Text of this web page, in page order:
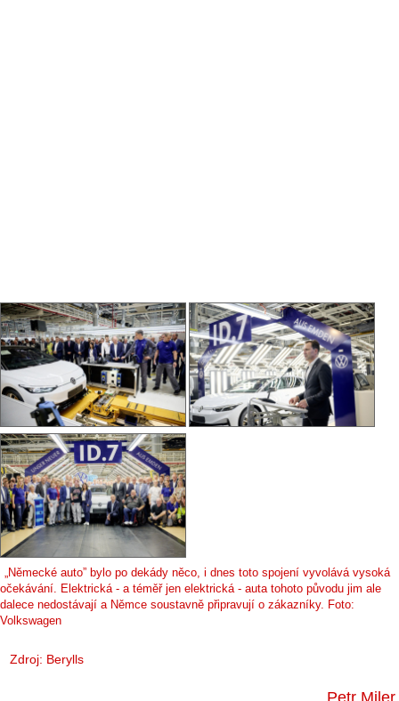
„Německé auto” bylo po dekády něco, i dnes toto spojení vyvolává vysoká
očekávání. Elektrická - a téměř jen elektrická - auta tohoto původu jim ale
dalece nedostávají a Němce soustavně připravují o zákazníky. Foto:
Volkswagen
Zdroj: Berylls
Petr Miler